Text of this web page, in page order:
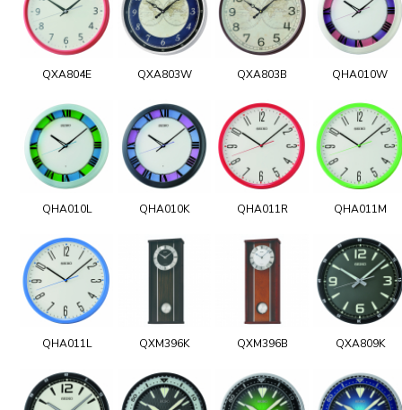
QXA804E QXA803W QXA803B QHA010W
QHA010L QHA010K QHA011R QHA011M
QHA011L QXM396K QXM396B QXA809K